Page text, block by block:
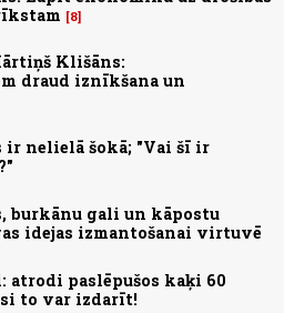
8
Klišāns:
draud iznīkšana un
ir nelielā šokā; "Vai šī ir
burkānu gali un kāpostu
idejas izmantošanai virtuvē
atrodi paslēpušos kaķi 60
to var izdarīt!